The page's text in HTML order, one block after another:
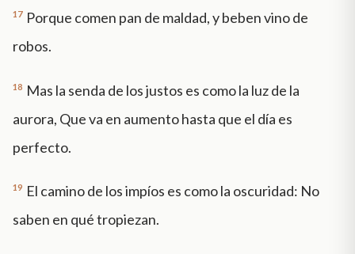
17 Porque comen pan de maldad, y beben vino de
robos.
18 Mas la senda de los justos es como la luz de la
aurora, Que va en aumento hasta que el día es
perfecto.
19 El camino de los impíos es como la oscuridad: No
saben en qué tropiezan.